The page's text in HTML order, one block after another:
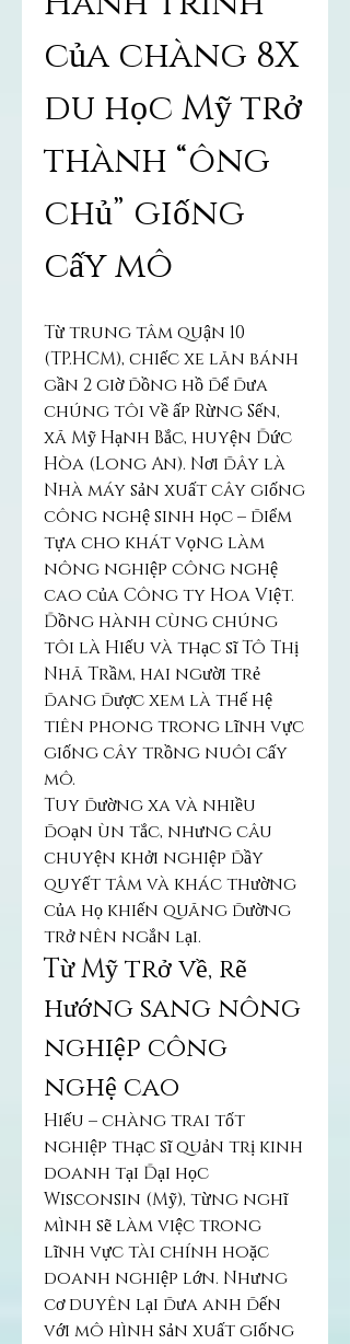
của chàng 8X
du học Mỹ trở
thành “ông
chủ” giống
cấy mô
Từ trung tâm quận 10
(TP.HCM), chiếc xe lăn bánh
gần 2 giờ đồng hồ để đưa
chúng tôi về ấp Rừng Sến,
xã Mỹ Hạnh Bắc, huyện Đức
Hòa (Long An). Nơi đây là
Nhà máy sản xuất cây giống
công nghệ sinh học – điểm
tựa cho khát vọng làm
nông nghiệp công nghệ
cao của Công ty Hoa Việt.
Đồng hành cùng chúng
tôi là Hiếu và thạc sĩ Tô Thị
Nhã Trầm, hai người trẻ
đang được xem là thế hệ
tiên phong trong lĩnh vực
giống cây trồng nuôi cấy
mô.
Tuy đường xa và nhiều
đoạn ùn tắc, nhưng câu
chuyện khởi nghiệp đầy
quyết tâm và khác thường
của họ khiến quãng đường
trở nên ngắn lại.
Từ Mỹ trở về, rẽ
hướng sang nông
nghiệp công
nghệ cao
Hiếu – chàng trai tốt
nghiệp thạc sĩ quản trị kinh
doanh tại Đại học
Wisconsin (Mỹ), từng nghĩ
mình sẽ làm việc trong
lĩnh vực tài chính hoặc
doanh nghiệp lớn. Nhưng
cơ duyên lại đưa anh đến
với mô hình sản xuất giống